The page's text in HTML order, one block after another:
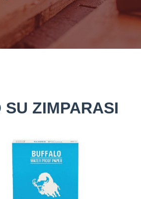
SU ZIMPARASI